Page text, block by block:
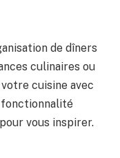
de dîners
culinaires ou
cuisine avec
vous inspirer.